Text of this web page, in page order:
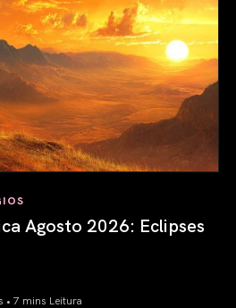
Agosto 2026: Eclipses
• 7 mins Leitura